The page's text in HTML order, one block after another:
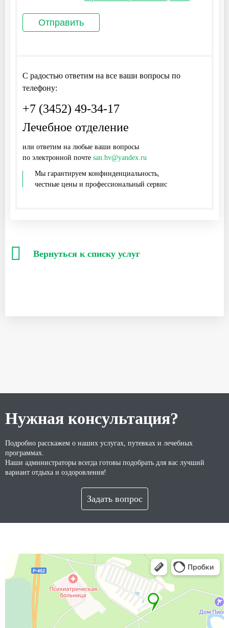
С радостью ответим на все ваши вопросы по
телефону:
+7 (3452) 49-34-17
Лечебное отделение
или ответим на любые ваши вопросы
по электронной почте san.hv@yandex.ru
Мы гарантируем конфинденциальность,
честные цены и профессиональный сервис
Вернуться к списку услуг
Нужная консультация?
Подробно расскажем о наших услугах, путевках и лечебных
программах.
Наши администраторы всегда готовы подобрать для вас лучший
вариант отдыха и оздоровления!
Задать вопрос